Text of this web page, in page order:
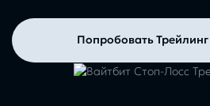
Попробовать